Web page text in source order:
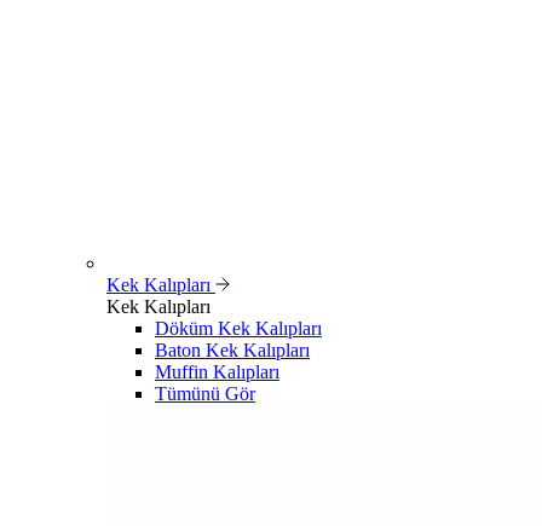
Kek Kalıpları
Kek Kalıpları
Döküm Kek Kalıpları
Baton Kek Kalıpları
Muffin Kalıpları
Tümünü Gör